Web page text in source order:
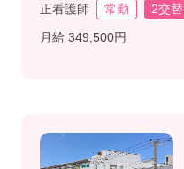
正看護師 常勤 2交替
月給 349,500円